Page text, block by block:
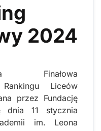
2024
Finałowa
Liceów
przez Fundację
dnia 11 stycznia
im. Leona